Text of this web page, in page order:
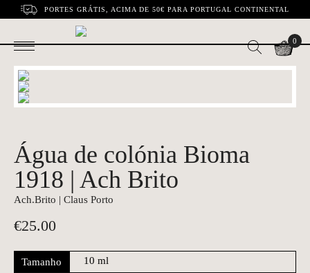
PORTES GRÁTIS, ACIMA DE 50€ PARA PORTUGAL CONTINENTAL
0
Água de colónia Bioma
1918 | Ach Brito
Ach.Brito | Claus Porto
€25.00
Tamanho